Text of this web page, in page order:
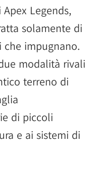
Legends,
solamente di
impugnano.
modalità rivali
terreno di
di piccoli
e ai sistemi di